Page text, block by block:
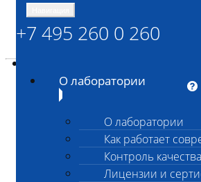
ШАНС БИО
Независимая
+7 495 260 0 260
О лаборатории
О лаборатории
Как работает
Контроль качества
Лицензии и